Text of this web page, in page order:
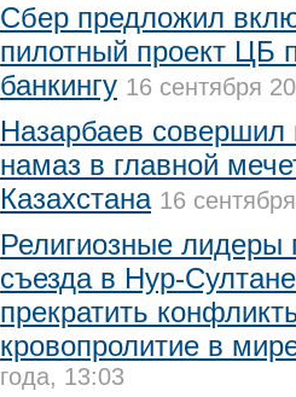
Сбер предложил
пилотный проект ЦБ
банкингу 16 сентября
Назарбаев совершил
намаз в главной
Казахстана 16
Религиозные лидеры
съезда в Нур-
прекратить
кровопролитие в
года, 13:03